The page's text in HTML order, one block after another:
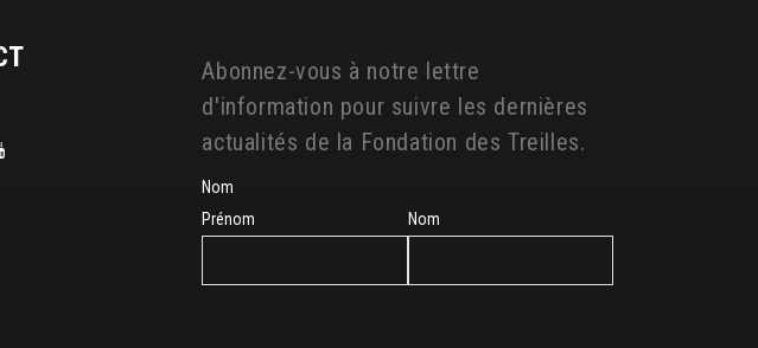
Abonnez-vous à notre lettre
d'information pour suivre les dernières
actualités de la Fondation des Treilles.
Nom
Prénom
Nom